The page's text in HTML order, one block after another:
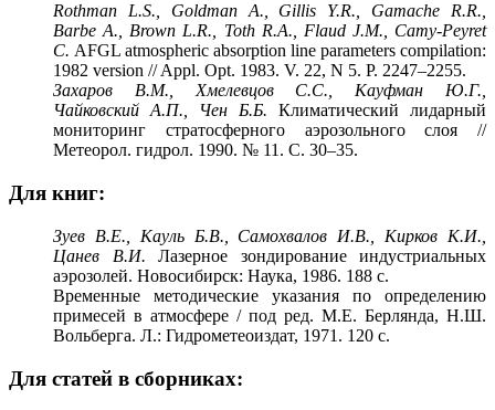
Rothman L.S., Goldman A., Gillis Y.R., Gamache R.R.,
Barbe A., Brown L.R., Toth R.A., Flaud J.M., Camy-Peyret
C. AFGL atmospheric absorption line parameters compilation:
1982 version // Appl. Opt. 1983. V. 22, N 5. P. 2247–2255.
Захаров В.М., Хмелевцов С.С., Кауфман Ю.Г.,
Чайковский А.П., Чен Б.Б. Климатический лидарный
мониторинг стратосферного аэрозольного слоя //
Метеорол. гидрол. 1990. № 11. С. 30–35.
Для книг:
Зуев В.Е., Кауль Б.В., Самохвалов И.В., Кирков К.И.,
Цанев В.И. Лазерное зондирование индустриальных
аэрозолей. Новосибирск: Наука, 1986. 188 с.
Временные методические указания по определению
примесей в атмосфере / под ред. М.Е. Берлянда, Н.Ш.
Вольберга. Л.: Гидрометеоиздат, 1971. 120 с.
Для статей в сборниках: